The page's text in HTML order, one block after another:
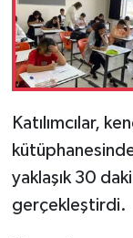
Katılımcılar,
yaklaşık 30
gerçekleştirdi.